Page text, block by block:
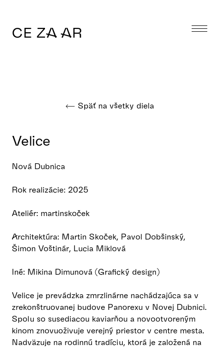
CE ZA AR
Späť na všetky diela
Velice
Nová Dubnica
Rok realizácie: 2025
Ateliér: martinskoček
Architektúra: Martin Skoček, Pavol Dobšinský,
Šimon Voštinár, Lucia Miklová
Iné: Mikina Dimunová (Grafický design)
Velice je prevádzka zmrzlinárne nachádzajúca sa v
zrekonštruovanej budove Panorexu v Novej Dubnici.
Spolu so susediacou kaviarňou a novootvoreným
kinom znovuoživuje verejný priestor v centre mesta.
Nadväzuje na rodinnú tradíciu, ktorá je založená na